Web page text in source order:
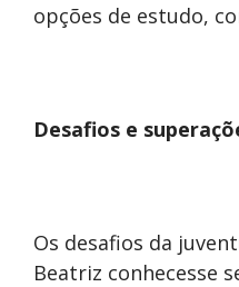
opções de estudo,
Desafios e
Os desafios da
Beatriz conhecesse